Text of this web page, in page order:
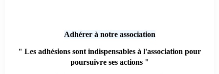
Adhérer à notre association
" Les adhésions sont indispensables à l'association pour
poursuivre ses actions "